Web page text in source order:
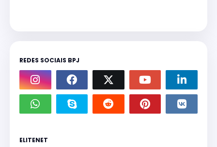
REDES SOCIAIS BPJ
ELITENET